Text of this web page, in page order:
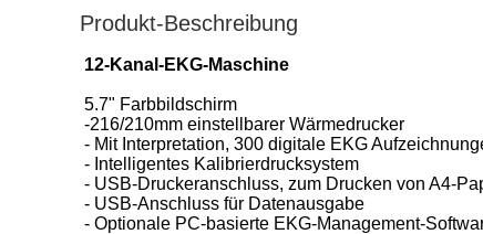
Produkt-Beschreibung
12-Kanal-EKG-Maschine
5.7" Farbbildschirm
-216/210mm einstellbarer Wärmedrucker
- Mit Interpretation, 300 digitale EKG
- Intelligentes Kalibrierdrucksystem
- USB-Druckeranschluss, zum Drucken von A4-
- USB-Anschluss für Datenausgabe
- Optionale PC-basierte EKG-Management-